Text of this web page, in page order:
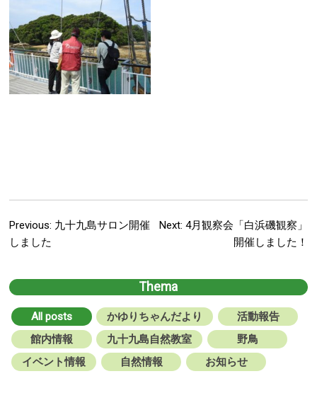
Post
navigation
Previous: 九十九島サロン開催
しました
Next: 4月観察会「白浜磯観察」
開催しました！
Thema
All posts かゆりちゃんだより
活動報告
館内情報
九十九島自然教室
野鳥
イベント情報
自然情報 お知らせ